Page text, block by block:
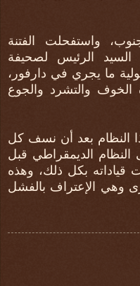
واستفحلت الفتنة
السيد الرئيس لصحيفة
ما يجري في دارفور،
والتشرد والجوع
النظام بعد أن نسف كل
النظام الديمقراطي قبل
قياداته بكل ذلك، وهذه
وهي الإعتراف بالفشل